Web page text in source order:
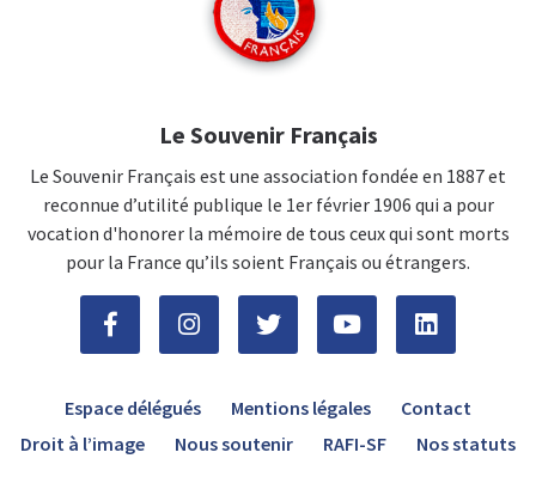
Le Souvenir Français
Le Souvenir Français est une association fondée en 1887 et
reconnue d’utilité publique le 1er février 1906 qui a pour
vocation d'honorer la mémoire de tous ceux qui sont morts
pour la France qu’ils soient Français ou étrangers.
Espace délégués Mentions légales
Contact
Droit à l’image
Nous soutenir RAFI-SF Nos statuts